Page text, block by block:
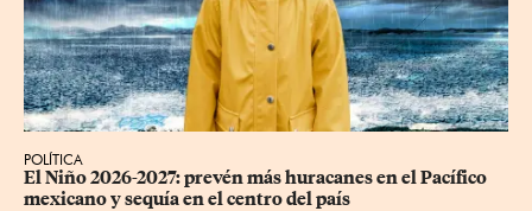
POLÍTICA
El Niño 2026-2027: prevén más huracanes en el Pacífico
mexicano y sequía en el centro del país